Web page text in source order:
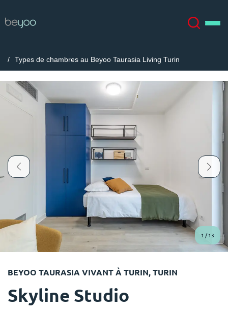
À propos
Lieux
Compte Langue
English (GB)
Chinese
Sélectionnez un pays
Sélectionnez une ville
Choisissez une résidence
Se connecter
Réservez maintenant
English (GB)
English (US)
Chinese
Català
Italian French
Portuguese
Types de chambres au Beyoo Taurasia Living Turin
1 /13
BEYOO TAURASIA VIVANT À TURIN, TURIN
Skyline Studio